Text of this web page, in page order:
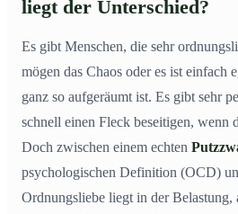
liegt der Unterschied?
Es gibt Menschen, die sehr
mögen das Chaos oder es ist einfach
ganz so aufgeräumt ist. Es gibt sehr
schnell einen Fleck beseitigen, wenn
Doch zwischen einem echten
psychologischen Definition (OCD)
Ordnungsliebe liegt in der Belastung,